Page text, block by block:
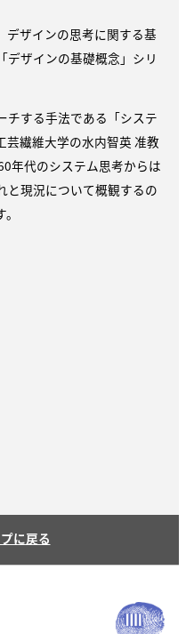
デザインの思考に関する基
デザインの基礎概念」シリ
チする手法である「システ
芸繊維大学の水内智英 准教
年代のシステム思考からは
と現況について概観するの
に戻る